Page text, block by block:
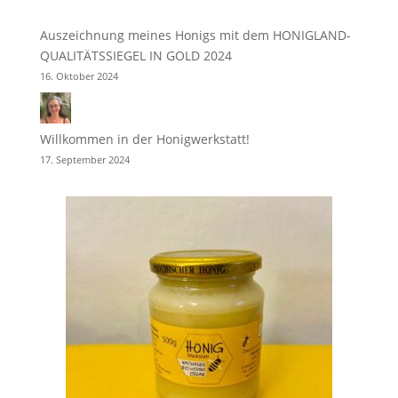
Auszeichnung meines Honigs mit dem HONIGLAND-
QUALITÄTSSIEGEL IN GOLD 2024
16. Oktober 2024
Willkommen in der Honigwerkstatt!
17. September 2024